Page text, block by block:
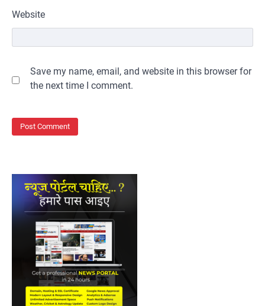
Website
Save my name, email, and website in this browser for
the next time I comment.